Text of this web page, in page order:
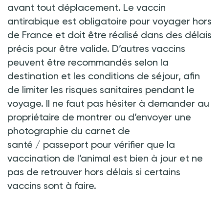
avant tout déplacement. Le vaccin
antirabique est obligatoire pour voyager hors
de France et doit être réalisé dans des délais
précis pour être valide. D’autres vaccins
peuvent être recommandés selon la
destination et les conditions de séjour, afin
de limiter les risques sanitaires pendant le
voyage. Il ne faut pas hésiter à demander au
propriétaire de montrer ou d’envoyer une
photographie du carnet de
santé / passeport pour vérifier que la
vaccination de l’animal est bien à jour et ne
pas de retrouver hors délais si certains
vaccins sont à faire.